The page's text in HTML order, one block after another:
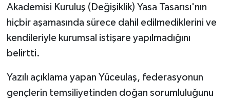
Akademisi Kuruluş (Değişiklik) Yasa Tasarısı'nın
hiçbir aşamasında sürece dahil edilmediklerini ve
kendileriyle kurumsal istişare yapılmadığını
belirtti.
Yazılı açıklama yapan Yüceulaş, federasyonun
gençlerin temsiliyetinden doğan sorumluluğunu
MAGAZİN
Nöbetçi Eczaneler
SAĞLIK